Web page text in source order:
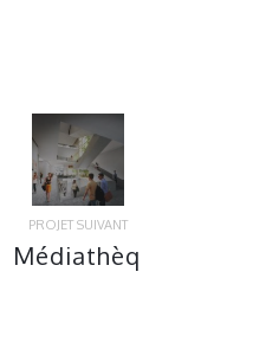
PROJET SUIVANT
Médiathèque